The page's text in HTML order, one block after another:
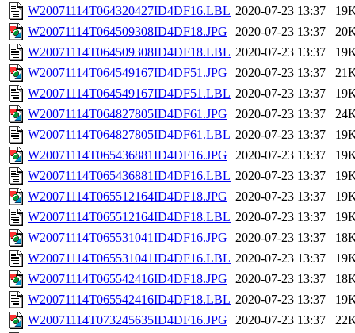
W20071114T064320427ID4DF16.LBL 2020-07-23 13:37
W20071114T064509308ID4DF18.JPG
2020-07-23 13:37
W20071114T064509308ID4DF18.LBL 2020-07-23 13:37
W20071114T064549167ID4DF51.JPG
2020-07-23 13:37
W20071114T064549167ID4DF51.LBL 2020-07-23 13:37
W20071114T064827805ID4DF61.JPG
2020-07-23 13:37
W20071114T064827805ID4DF61.LBL 2020-07-23 13:37
W20071114T065436881ID4DF16.JPG
2020-07-23 13:37
W20071114T065436881ID4DF16.LBL 2020-07-23 13:37
W20071114T065512164ID4DF18.JPG
2020-07-23 13:37
W20071114T065512164ID4DF18.LBL 2020-07-23 13:37
W20071114T065531041ID4DF16.JPG
2020-07-23 13:37
W20071114T065531041ID4DF16.LBL 2020-07-23 13:37
W20071114T065542416ID4DF18.JPG
2020-07-23 13:37
W20071114T065542416ID4DF18.LBL 2020-07-23 13:37
W20071114T073245635ID4DF16.JPG
2020-07-23 13:37